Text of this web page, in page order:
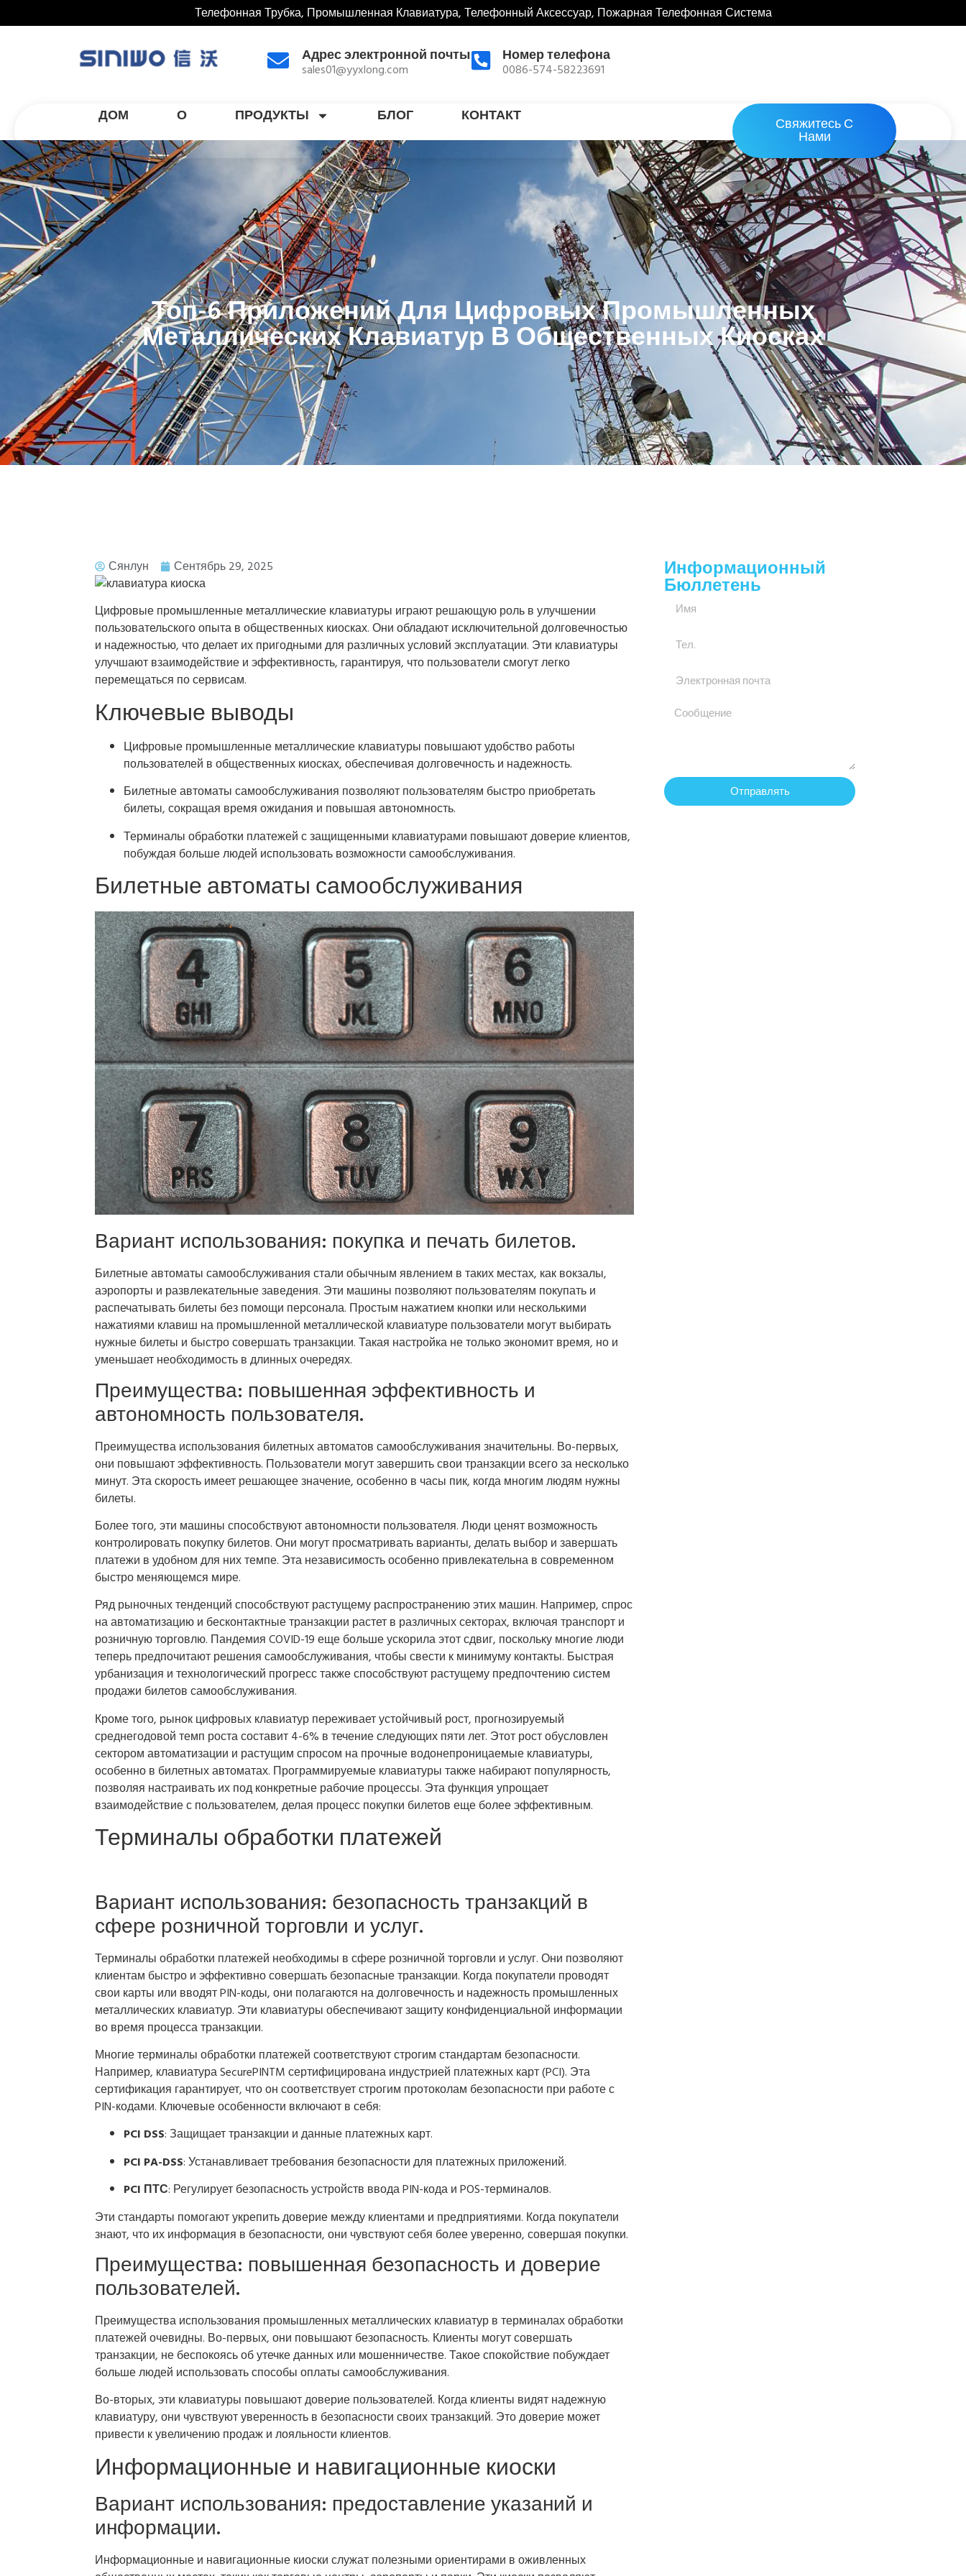
Телефонная Трубка, Промышленная Клавиатура, Телефонный Аксессуар, Пожарная Телефонная Система
Адрес электронной почты
sales01@yyxlong.com
Номер телефона
0086-574-58223691
ДОМ О ПРОДУКТЫ БЛОГ КОНТАКТ Свяжитесь С
Нами
Топ-6 Приложений Для Цифровых Промышленных
Металлических Клавиатур В Общественных Киосках
Сянлун Сентябрь 29, 2025
Цифровые промышленные металлические клавиатуры играют решающую роль в улучшении
пользовательского опыта в общественных киосках. Они обладают исключительной долговечностью
и надежностью, что делает их пригодными для различных условий эксплуатации. Эти клавиатуры
улучшают взаимодействие и эффективность, гарантируя, что пользователи смогут легко
перемещаться по сервисам.
Ключевые выводы
Цифровые промышленные металлические клавиатуры повышают удобство работы
пользователей в общественных киосках, обеспечивая долговечность и надежность.
Билетные автоматы самообслуживания позволяют пользователям быстро приобретать
билеты, сокращая время ожидания и повышая автономность.
Терминалы обработки платежей с защищенными клавиатурами повышают доверие клиентов,
побуждая больше людей использовать возможности самообслуживания.
Билетные автоматы самообслуживания
Вариант использования: покупка и печать билетов.
Билетные автоматы самообслуживания стали обычным явлением в таких местах, как вокзалы,
аэропорты и развлекательные заведения. Эти машины позволяют пользователям покупать и
распечатывать билеты без помощи персонала. Простым нажатием кнопки или несколькими
нажатиями клавиш на промышленной металлической клавиатуре пользователи могут выбирать
нужные билеты и быстро совершать транзакции. Такая настройка не только экономит время, но и
уменьшает необходимость в длинных очередях.
Преимущества: повышенная эффективность и
автономность пользователя.
Преимущества использования билетных автоматов самообслуживания значительны. Во-первых,
они повышают эффективность. Пользователи могут завершить свои транзакции всего за несколько
минут. Эта скорость имеет решающее значение, особенно в часы пик, когда многим людям нужны
билеты.
Более того, эти машины способствуют автономности пользователя. Люди ценят возможность
контролировать покупку билетов. Они могут просматривать варианты, делать выбор и завершать
платежи в удобном для них темпе. Эта независимость особенно привлекательна в современном
быстро меняющемся мире.
Ряд рыночных тенденций способствуют растущему распространению этих машин. Например, спрос
на автоматизацию и бесконтактные транзакции растет в различных секторах, включая транспорт и
розничную торговлю. Пандемия COVID-19 еще больше ускорила этот сдвиг, поскольку многие люди
теперь предпочитают решения самообслуживания, чтобы свести к минимуму контакты. Быстрая
урбанизация и технологический прогресс также способствуют растущему предпочтению систем
продажи билетов самообслуживания.
Кроме того, рынок цифровых клавиатур переживает устойчивый рост, прогнозируемый
среднегодовой темп роста составит 4-6% в течение следующих пяти лет. Этот рост обусловлен
сектором автоматизации и растущим спросом на прочные водонепроницаемые клавиатуры,
особенно в билетных автоматах. Программируемые клавиатуры также набирают популярность,
позволяя настраивать их под конкретные рабочие процессы. Эта функция упрощает
взаимодействие с пользователем, делая процесс покупки билетов еще более эффективным.
Терминалы обработки платежей
Вариант использования: безопасность транзакций в
сфере розничной торговли и услуг.
Терминалы обработки платежей необходимы в сфере розничной торговли и услуг. Они позволяют
клиентам быстро и эффективно совершать безопасные транзакции. Когда покупатели проводят
свои карты или вводят PIN-коды, они полагаются на долговечность и надежность промышленных
металлических клавиатур. Эти клавиатуры обеспечивают защиту конфиденциальной информации
во время процесса транзакции.
Многие терминалы обработки платежей соответствуют строгим стандартам безопасности.
Например, клавиатура SecurePINTM сертифицирована индустрией платежных карт (PCI). Эта
сертификация гарантирует, что он соответствует строгим протоколам безопасности при работе с
PIN-кодами. Ключевые особенности включают в себя:
PCI DSS: Защищает транзакции и данные платежных карт.
PCI PA-DSS: Устанавливает требования безопасности для платежных приложений.
PCI ПТС: Регулирует безопасность устройств ввода PIN-кода и POS-терминалов.
Эти стандарты помогают укрепить доверие между клиентами и предприятиями. Когда покупатели
знают, что их информация в безопасности, они чувствуют себя более уверенно, совершая покупки.
Преимущества: повышенная безопасность и доверие
пользователей.
Преимущества использования промышленных металлических клавиатур в терминалах обработки
платежей очевидны. Во-первых, они повышают безопасность. Клиенты могут совершать
транзакции, не беспокоясь об утечке данных или мошенничестве. Такое спокойствие побуждает
больше людей использовать способы оплаты самообслуживания.
Во-вторых, эти клавиатуры повышают доверие пользователей. Когда клиенты видят надежную
клавиатуру, они чувствуют уверенность в безопасности своих транзакций. Это доверие может
привести к увеличению продаж и лояльности клиентов.
Информационные и навигационные киоски
Вариант использования: предоставление указаний и
информации.
Информационные и навигационные киоски служат полезными ориентирами в оживленных
Информационный
Бюллетень
Отправлять